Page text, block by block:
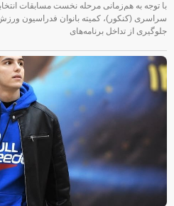
با توجه به هم‌زمانی مرحله نخست مسابقات
سراسری (کنکور)، کمیته بانوان فدراسیون
جلوگیری از تداخل برنامه‌های